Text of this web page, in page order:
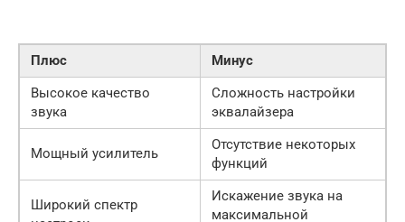
Плюс
Минус
Высокое качество
звука
Сложность настройки
эквалайзера
Мощный усилитель
Отсутствие некоторых
функций
Широкий спектр
Искажение звука на
максимальной